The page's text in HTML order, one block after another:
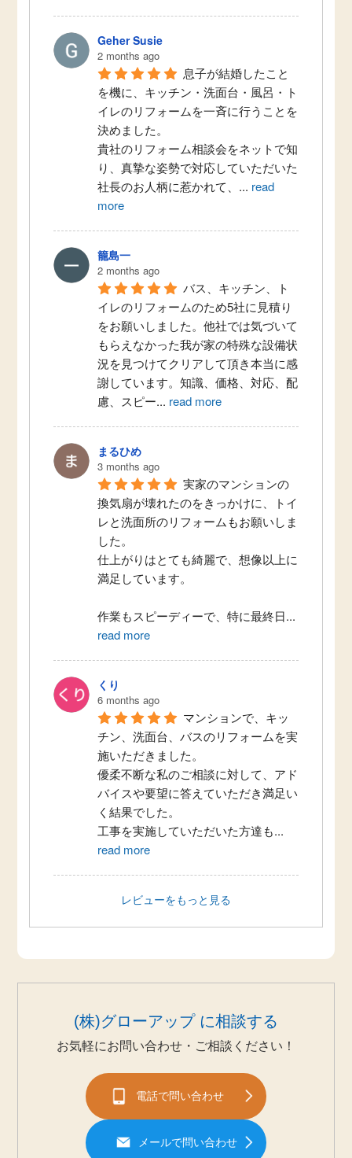
Geher Susie
2 months ago
息子が結婚したこと
を機に、キッチン・洗面台・風呂・ト
イレのリフォームを一斉に行うことを
決めました。
貴社のリフォーム相談会をネットで知
り、真摯な姿勢で対応していただいた
社長のお人柄に惹かれて、 ... read
more
籠島一
2 months ago
バス、キッチン、ト
イレのリフォームのため5社に見積り
をお願いしました。他社では気づいて
もらえなかった我が家の特殊な設備状
況を見つけてクリアして頂き本当に感
謝しています。知識、価格、対応、配
慮、スピー... read more
まるひめ
3 months ago
実家のマンションの
換気扇が壊れたのをきっかけに、トイ
レと洗面所のリフォームもお願いしま
した。
仕上がりはとても綺麗で、想像以上に
満足しています。
作業もスピーディーで、特に最終日...
read more
くり
6 months ago
マンションで、キッ
チン、洗面台、バスのリフォームを実
施いただきました。
優柔不断な私のご相談に対して、アド
バイスや要望に答えていただき満足い
く結果でした。
工事を実施していただいた方達も...
read more
レビューをもっと見る
(株)グローアップ に相談する
お気軽にお問い合わせ・ご相談ください！
電話で問い合わせ
メールで問い合わせ